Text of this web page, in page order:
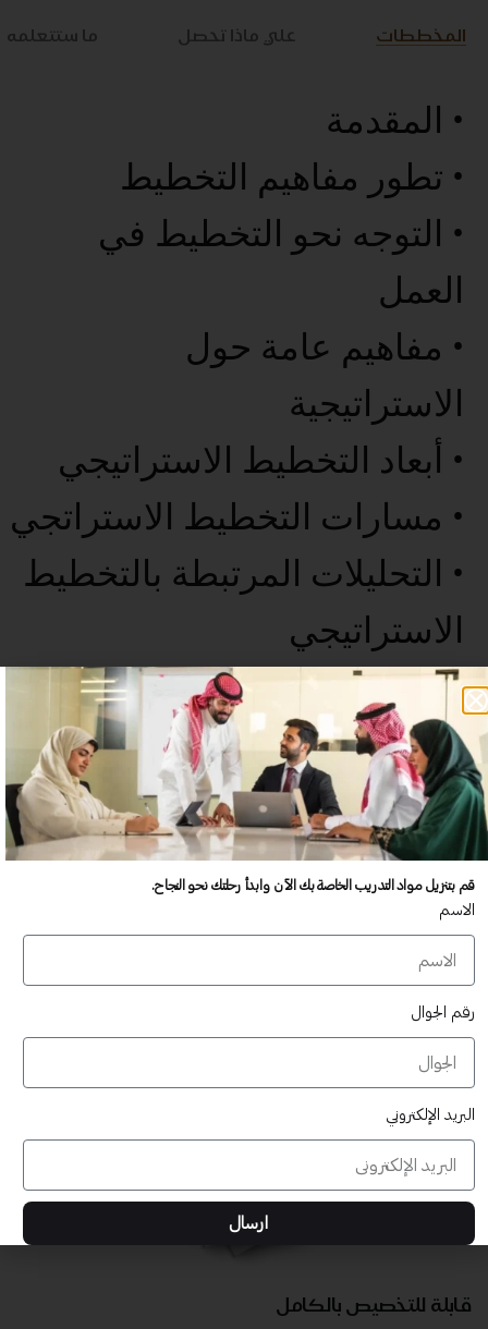
المخططات علي ماذا تحصل ما ستتعلمه
• المقدمة
• تطور مفاهيم التخطيط
• التوجه نحو التخطيط في
العمل
• مفاهيم عامة حول
الاستراتيجية
• أبعاد التخطيط الاستراتيجي
• مسارات التخطيط الاستراتجي
• التحليلات المرتبطة بالتخطيط
الاستراتيجي
• الخاتمة
عدد غير محدود من المستخدمين
تدريب أكبر عدد تريده من المشاركين في موقعك - ​​إلى الأبد!
لا توجد رسوم تجديد سنوية
تدريب أكبر عدد تريده من المشاركين في موقعك - ​​إلى الأبد!
قابلة للتخصيص بالكامل
قم بتنزيل مواد التدريب الخاصة بك الآن وابدأ رحلتك نحو النجاح.
الاسم
رقم الجوال
البريد الإلكتروني
ارسال